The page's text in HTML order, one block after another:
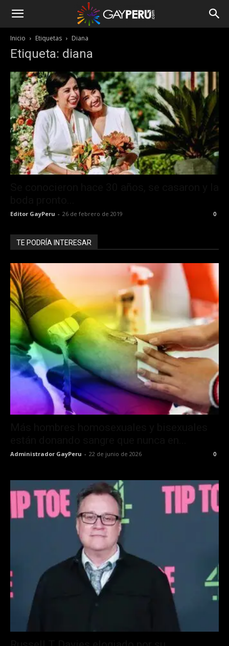
Inicio Etiquetas Diana
Etiqueta: diana
Editor GayPeru - 26 de febrero de 2019 0
TE PODRÍA INTERESAR
Administrador GayPeru - 22 de junio de 2026 0